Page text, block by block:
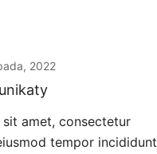
2022
amet, consectetur
tempor incididunt